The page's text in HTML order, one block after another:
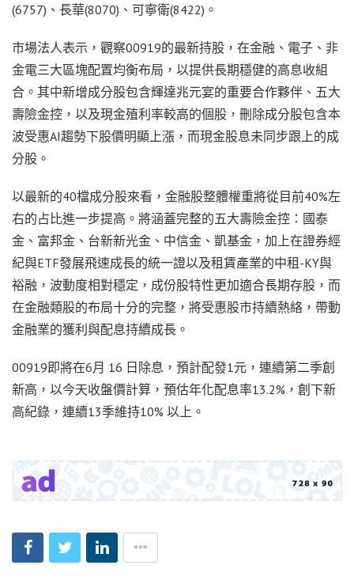
(6757)、長華(8070)、可寧衛(8422)。
市場法人表示，觀察00919的最新持股，在金融、電子、非
金電三大區塊配置均衡布局，以提供長期穩健的高息收組
合。其中新增成分股包含輝達兆元宴的重要合作夥伴、五大
壽險金控，以及現金殖利率較高的個股，刪除成分股包含本
波受惠AI趨勢下股價明顯上漲，而現金股息未同步跟上的成
分股。
以最新的40檔成分股來看，金融股整體權重將從目前40%左
右的占比進一步提高。將涵蓋完整的五大壽險金控：國泰
金、富邦金、台新新光金、中信金、凱基金，加上在證券經
紀與ETF發展飛速成長的統一證以及租賃產業的中租-KY與
裕融，波動度相對穩定，成份股特性更加適合長期存股，而
在金融類股的布局十分的完整，將受惠股市持續熱絡，帶動
金融業的獲利與配息持續成長。
00919即將在6月 16 日除息，預計配發1元，連續第二季創
新高，以今天收盤價計算，預估年化配息率13.2%，創下新
高紀錄，連續13季維持10% 以上。